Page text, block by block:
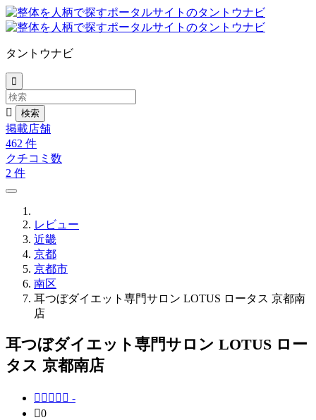
タントウナビ


掲載店舗
462 件
クチコミ数
2 件
レビュー
近畿
京都
京都市
南区
耳つぼダイエット専門サロン LOTUS ロータス 京都南
店
耳つぼダイエット専門サロン LOTUS ロー
タス 京都南店
     -
0